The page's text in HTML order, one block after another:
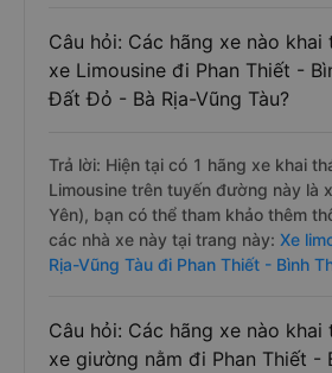
Câu hỏi: Các hãng xe nào khai
xe Limousine đi Phan Thiết -
Đất Đỏ - Bà Rịa-Vũng Tàu?
Trả lời: Hiện tại có 1 hãng xe khai
Limousine trên tuyến đường này là
Yên), bạn có thể tham khảo thêm
các nhà xe này tại trang này: Xe
Rịa-Vũng Tàu đi Phan Thiết - Bình
Câu hỏi: Các hãng xe nào khai
xe giường nằm đi Phan Thiết -